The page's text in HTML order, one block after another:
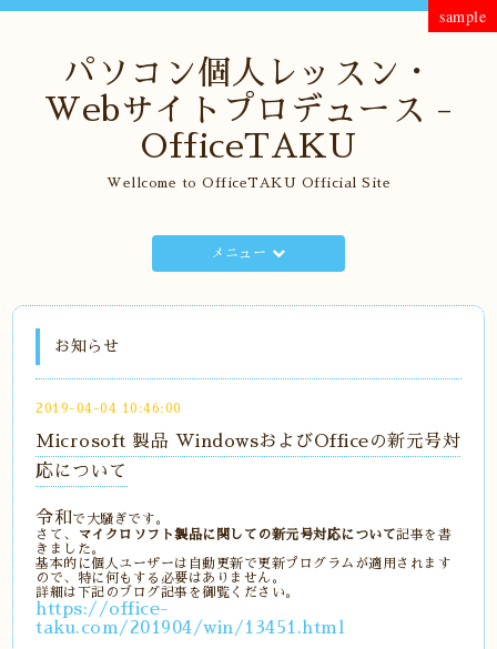
パソコン個人レッスン・
Webサイトプロデュース -
OfficeTAKU
Wellcome to OfficeTAKU Official Site
メニュー
お知らせ
2019-04-04 10:46:00
Microsoft 製品 WindowsおよびOfficeの新元号対
応について
令和で大騒ぎです。
さて、
マイクロソフト製品に関しての新元号対応について記事を書
きました。
基本的に個人ユーザーは自動更新で更新プログラムが適用されます
ので、特に何もする必要はありません。
詳細は下記のブログ記事を御覧ください。
https://office-
taku.com/201904/win/13451.html
sample